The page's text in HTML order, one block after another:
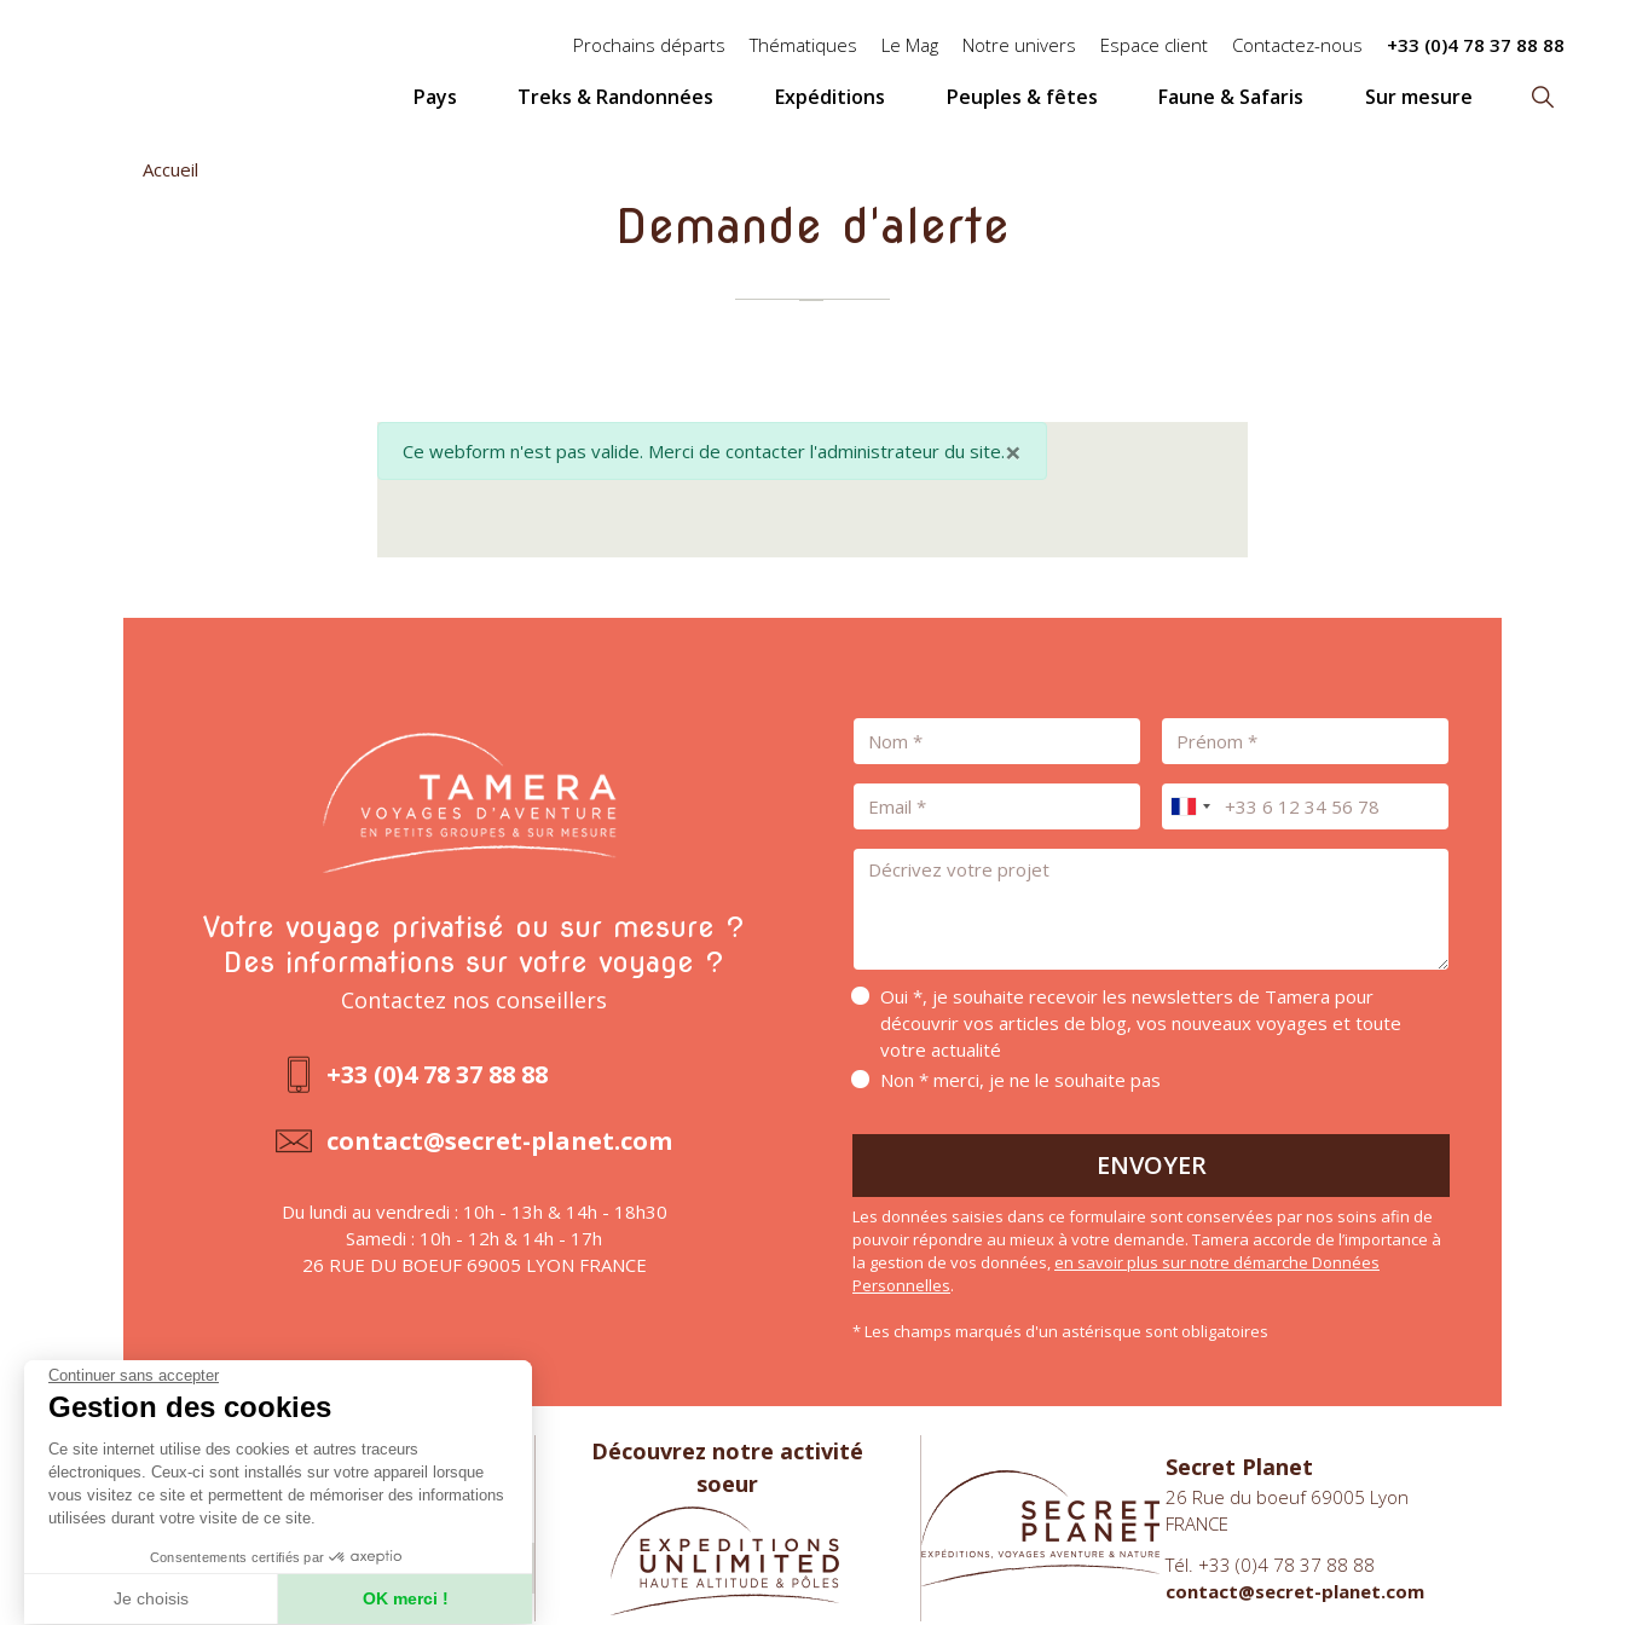
Menu
Prochains départs Thématiques Le Mag Notre univers Espace client Contactez-nous +33 (0)4 78 37 88 88
Pays Treks & Randonnées Expéditions Peuples & fêtes Faune & Safaris Sur mesure
Accueil
Demande d'alerte
×
Message
d'avertissement
Ce webform n'est pas valide. Merci de contacter l'administrateur du site.
Votre voyage privatisé ou sur mesure ?
Des informations sur votre voyage ?
Contactez nos conseillers
+33 (0)4 78 37 88 88
contact@secret-planet.com
Du lundi au vendredi : 10h - 13h & 14h - 18h30
Samedi : 10h - 12h & 14h - 17h
26 RUE DU BOEUF 69005 LYON FRANCE
Nom Prénom
Email Téléphone
Message *
Oui *, je souhaite recevoir les newsletters de Tamera pour
découvrir vos articles de blog, vos nouveaux voyages et toute
votre actualité
Non * merci, je ne le souhaite pas
ENVOYER
Les données saisies dans ce formulaire sont conservées par nos soins afin de
pouvoir répondre au mieux à votre demande. Tamera accorde de l’importance à
la gestion de vos données, en savoir plus sur notre démarche Données
Personnelles.
* Les champs marqués d'un astérisque sont obligatoires
Suivez-nous
S'ABONNER À LA NEWSLETTER
Découvrez notre activité
soeur
Secret Planet
26 Rue du boeuf 69005 Lyon
FRANCE
Tél. +33 (0)4 78 37 88 88
contact@secret-planet.com
Continuer sans accepter
Gestion des cookies
Ce site internet utilise des cookies et autres traceurs
électroniques. Ceux-ci sont installés sur votre appareil lorsque
vous visitez ce site et permettent de mémoriser des informations
utilisées durant votre visite de ce site.
Consentements certifiés par
Je choisis OK merci !